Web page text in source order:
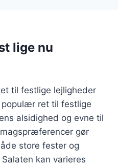
lige nu
til festlige lejligheder
populær ret til festlige
alsidighed og evne til
gør
store fester og
kan varieres